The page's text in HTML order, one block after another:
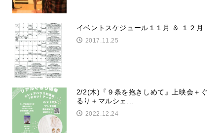
イベントスケジュール１１月 ＆ １２月
2017.11.25
2/2(木)『９条を抱きしめて』上映会＋ぐ
るり＋マルシェ...
2022.12.24